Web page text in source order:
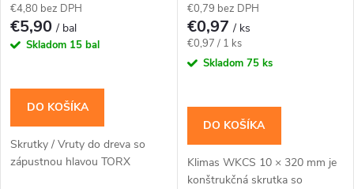
€4,80 bez DPH
€5,90/ bal
Skladom 15 bal
DO KOŠÍKA
Skrutky / Vruty do dreva so
zápustnou hlavou TORX
€0,79 bez DPH
€0,97/ ks
Jednotková
cena:
€0,97 / 1 ks
Skladom 75 ks
DO KOŠÍKA
Klimas WKCS 10 × 320 mm je
konštrukčná skrutka so